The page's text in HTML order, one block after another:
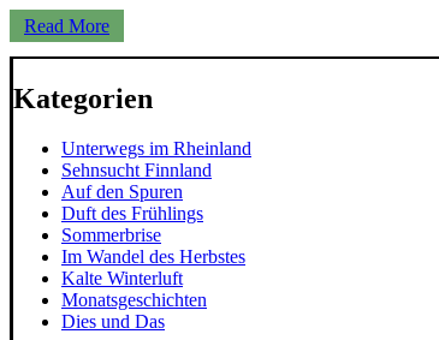
Read More
Kategorien
Unterwegs im Rheinland
Sehnsucht Finnland
Auf den Spuren
Duft des Frühlings
Sommerbrise
Im Wandel des Herbstes
Kalte Winterluft
Monatsgeschichten
Dies und Das